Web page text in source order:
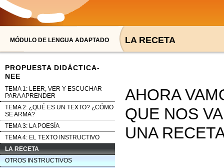
MÓDULO DE LENGUA ADAPTADO
PROPUESTA DIDÁCTICA-
NEE
TEMA 1: LEER, VER Y ESCUCHAR
PARA APRENDER
TEMA 2: ¿QUÉ ES UN TEXTO? ¿CÓMO
SE ARMA?
TEMA 3: LA POESÍA
TEMA 4: EL TEXTO INSTRUCTIVO
LA RECETA
OTROS INSTRUCTIVOS
LA RECETA
AHORA
QUE NOS
UNA